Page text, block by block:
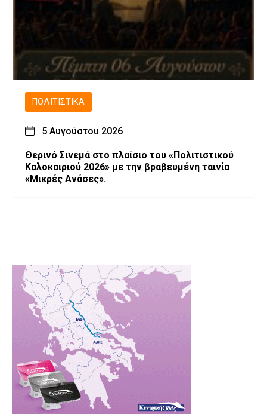
ΠΟΛΙΤΙΣΤΙΚΆ
5 Αυγούστου 2026
Θερινό Σινεμά στο πλαίσιο του «Πολιτιστικού
Καλοκαιριού 2026» με την βραβευμένη ταινία
«Μικρές Ανάσες».